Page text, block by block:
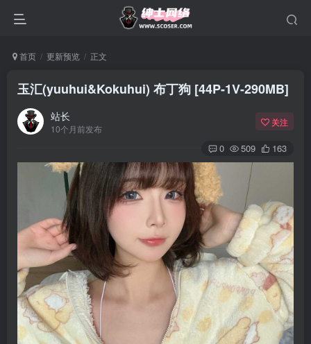
首页 更新预览 正文
玉汇(yuuhui&Kokuhui) 布丁狗 [44P-1V-290MB]
站长
10个月前发布
关注
0 509 163